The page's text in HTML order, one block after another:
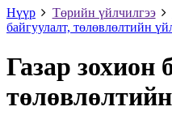
Нүүр
Төрийн үйлчилгээ
байгуулалт, төлөвлөлтийн
Газар зохион